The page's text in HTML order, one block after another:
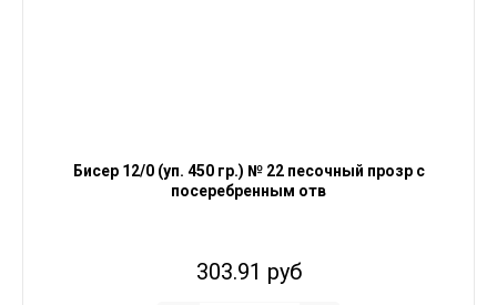
Бисер 12/0 (уп. 450 гр.) № 22 песочный прозр с
посеребренным отв
303.91 руб